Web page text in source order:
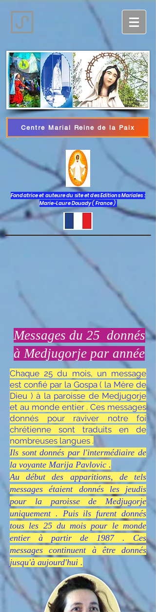
Iniciar sesión
Centre Marial Reine de la Paix
Fondatrice et auteure du site et des Editions Mariales :
Marie-Laure Douady ( France )
Messages du 25 donnés
à Medjugorje par année
Chaque 25 du mois, un message
est confié par la Gospa ( la Mère de
Dieu ) à la paroisse de Medjugorje
et au monde entier . Ces messages
donnés pour raviver notre foi
chrétienne sont traduits en de
nombreuses langues .
Ils sont donnés par l'intermédiaire de
la voyante Marija Pavlovic .
Au début des apparitions, de tels
messages étaient donnés les jeudis
pour la paroisse de Medjugorje
uniquement . Puis ils furent donnés
tous les 25 du mois pour le monde
entier à partir de 1987 . Ces
messages continuent à être donnés
jusqu'à aujourd'hui .